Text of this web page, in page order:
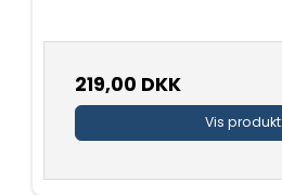
219,00 DKK
Vis produkt